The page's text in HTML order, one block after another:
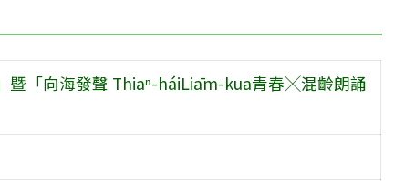
「向海發聲 Thiaⁿ-háiLiām-kua青春╳混齡朗誦